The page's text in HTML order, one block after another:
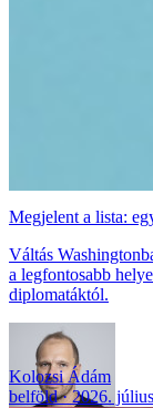
Megjelent a lista:
Váltás
a legfontosabb
diplomatáktól.
Kolozsi Ádám
belföld
2026.